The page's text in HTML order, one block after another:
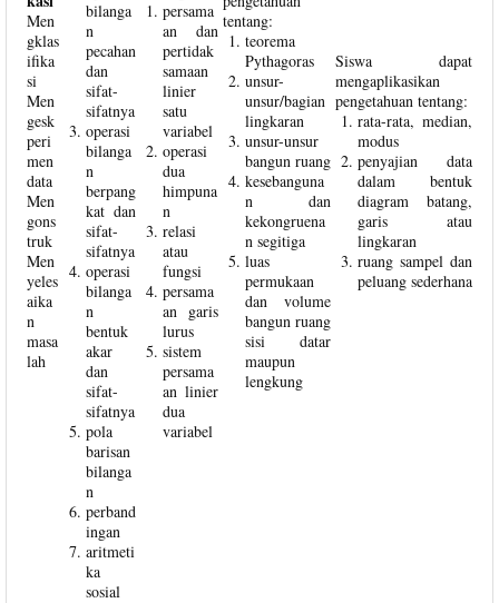
Men
gklas
ifika
si
Men
gesk
peri
men
data
Men
gons
truk
Men
yeles
aika
n
masa
lah
bilanga
n
pecahan
dan
sifat-
sifatnya
operasi
bilanga
n
berpang
kat dan
sifat-
sifatnya
operasi
bilanga
n
bentuk
akar
dan
sifat-
sifatnya
pola
barisan
bilanga
n
perband
ingan
aritmeti
ka
sosial
persama
an dan
pertidak
samaan
linier
satu
variabel
operasi
dua
himpuna
n
relasi
atau
fungsi
persama
an garis
lurus
sistem
persama
an linier
dua
variabel
tentang:
teorema
Pythagoras
unsur-
unsur/bagian
lingkaran
unsur-unsur
bangun ruang
kesebanguna
n dan
kekongruena
n segitiga
luas
permukaan
dan volume
bangun ruang
sisi datar
maupun
lengkung
Siswa dapat
mengaplikasikan
pengetahuan tentang:
rata-rata, median,
modus
penyajian data
dalam bentuk
diagram batang,
garis atau
lingkaran
ruang sampel dan
peluang sederhana